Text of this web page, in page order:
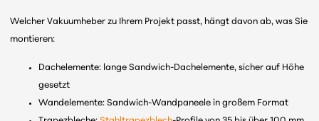
Welcher Vakuumheber zu Ihrem Projekt passt, hängt davon ab, was Sie
montieren:
Dachelemente: lange Sandwich-Dachelemente, sicher auf Höhe
gesetzt
Wandelemente: Sandwich-Wandpaneele in großem Format